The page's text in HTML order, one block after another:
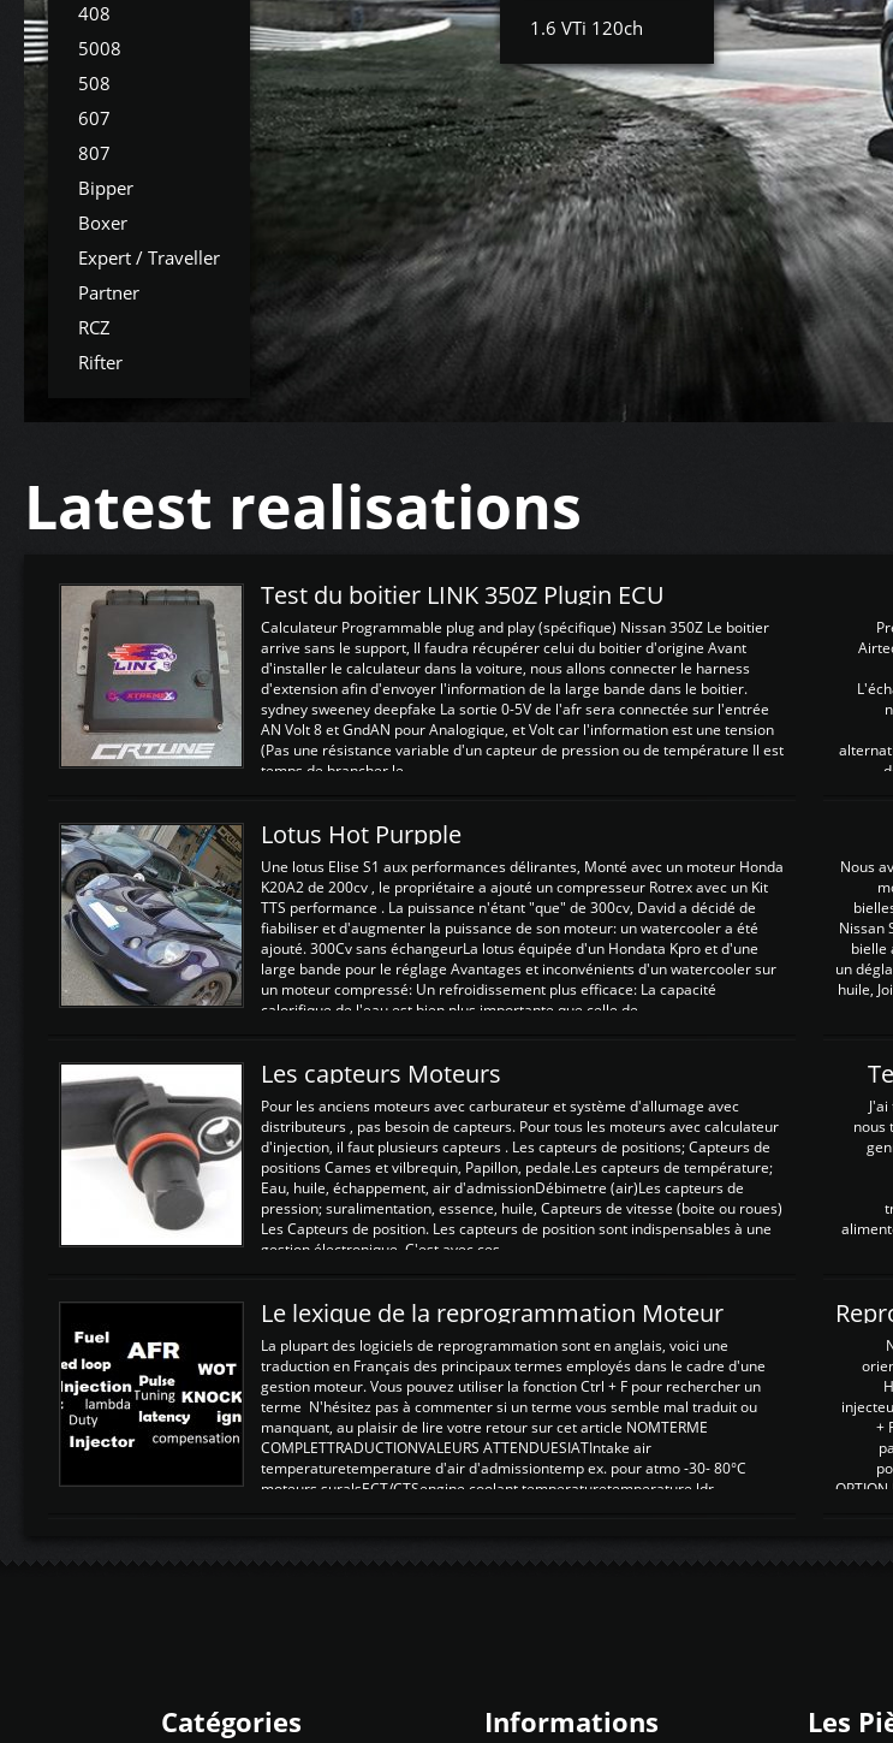
408
5008
508
607
807
Bipper
Boxer
Expert / Traveller
Partner
RCZ
Rifter
1.6 VTi 120ch
Latest realisations
Test du boitier LINK 350Z Plugin ECU
Calculateur Programmable plug and play (spécifique) Nissan 350Z Le boitier
arrive sans le support, Il faudra récupérer celui du boitier d'origine Avant
d'installer le calculateur dans la voiture, nous allons connecter le harness
d'extension afin d'envoyer l'information de la large bande dans le boitier.
sydney sweeney deepfake La sortie 0-5V de l'afr sera connectée sur l'entrée
AN Volt 8 et GndAN pour Analogique, et Volt car l'information est une tension
(Pas une résistance variable d'un capteur de pression ou de température Il est
temps de brancher le ...
Lotus Hot Purpple
Une lotus Elise S1 aux performances délirantes, Monté avec un moteur Honda
K20A2 de 200cv , le propriétaire a ajouté un compresseur Rotrex avec un Kit
TTS performance . La puissance n'étant "que" de 300cv, David a décidé de
fiabiliser et d'augmenter la puissance de son moteur: un watercooler a été
ajouté. 300Cv sans échangeurLa lotus équipée d'un Hondata Kpro et d'une
large bande pour le réglage Avantages et inconvénients d'un watercooler sur
un moteur compressé: Un refroidissement plus efficace: La capacité
calorifique de l'eau est bien plus importante que celle de ...
Nous
Nissan
bielle
un
huile,
Les capteurs Moteurs
Pour les anciens moteurs avec carburateur et système d'allumage avec
distributeurs , pas besoin de capteurs. Pour tous les moteurs avec calculateur
d'injection, il faut plusieurs capteurs . Les capteurs de positions; Capteurs de
positions Cames et vilbrequin, Papillon, pedale.Les capteurs de température;
Eau, huile, échappement, air d'admissionDébimetre (air)Les capteurs de
pression; suralimentation, essence, huile, Capteurs de vitesse (boite ou roues)
Les Capteurs de position. Les capteurs de position sont indispensables à une
gestion électronique. C'est avec ces ...
nous
Le lexique de la reprogrammation Moteur
La plupart des logiciels de reprogrammation sont en anglais, voici une
traduction en Français des principaux termes employés dans le cadre d'une
gestion moteur. Vous pouvez utiliser la fonction Ctrl + F pour rechercher un
terme N'hésitez pas à commenter si un terme vous semble mal traduit ou
manquant, au plaisir de lire votre retour sur cet article NOMTERME
COMPLETTRADUCTIONVALEURS ATTENDUESIATIntake air
temperaturetemperature d'air d'admissiontemp ex. pour atmo -30- 80°C
moteurs suralsECT/CTSengine coolant temperaturetemperature ldr
+
Catégories Informations Les